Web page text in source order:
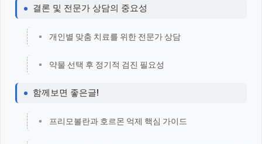
결론 및 전문가 상담의 중요성
개인별 맞춤 치료를 위한 전문가 상담
약물 선택 후 정기적 검진 필요성
함께보면 좋은글!
프리모볼란과 호르몬 억제 핵심 가이드